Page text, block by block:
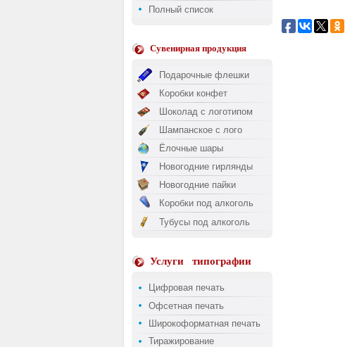
Полный список
Сувенирная продукция
Подарочные флешки
Коробки конфет
Шоколад с логотипом
Шампанское с лого
Ёлочные шары
Новогодние гирлянды
Новогодние пайки
Коробки под алкоголь
Тубусы под алкоголь
Услуги типографии
Цифровая печать
Офсетная печать
Широкоформатная печать
Тиражирование